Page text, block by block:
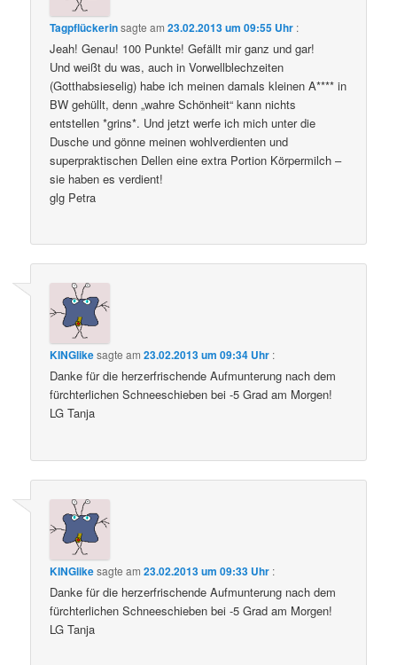
Tagpflückerinsagte am23.02.2013 um 09:55 Uhr :
Jeah! Genau! 100 Punkte! Gefällt mir ganz und gar!
Und weißt du was, auch in Vorwellblechzeiten
(Gotthabsieselig) habe ich meinen damals kleinen A**** in
BW gehüllt, denn „wahre Schönheit“ kann nichts
entstellen *grins*. Und jetzt werfe ich mich unter die
Dusche und gönne meinen wohlverdienten und
superpraktischen Dellen eine extra Portion Körpermilch –
sie haben es verdient!
glg Petra
KINGlikesagte am23.02.2013 um 09:34 Uhr :
Danke für die herzerfrischende Aufmunterung nach dem
fürchterlichen Schneeschieben bei -5 Grad am Morgen!
LG Tanja
KINGlikesagte am23.02.2013 um 09:33 Uhr :
Danke für die herzerfrischende Aufmunterung nach dem
fürchterlichen Schneeschieben bei -5 Grad am Morgen!
LG Tanja